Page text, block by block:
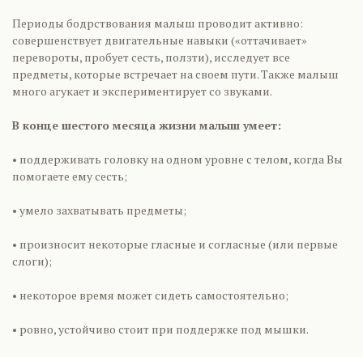
Периоды бодрствования малыш проводит активно:
совершенствует двигательные навыки («оттачивает»
перевороты, пробует сесть, ползти), исследует все
предметы, которые встречает на своем пути. Также малыш
много агукает и экспериментирует со звуками.
В конце шестого месяца жизни малыш умеет:
• поддерживать головку на одном уровне с телом, когда Вы
помогаете ему сесть;
• умело захватывать предметы;
• произносит некоторые гласные и согласные (или первые
слоги);
• некоторое время может сидеть самостоятельно;
• ровно, устойчиво стоит при поддержке под мышки.